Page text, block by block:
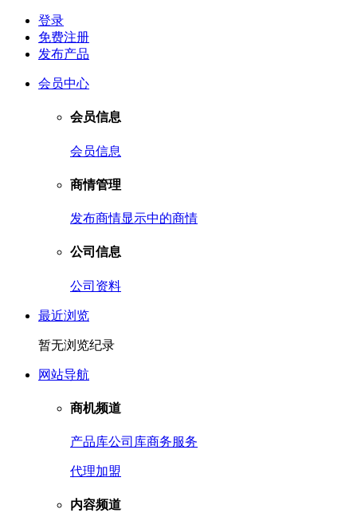
登录
免费注册
发布产品
会员中心
会员信息
会员信息
商情管理
发布商情显示中的商情
公司信息
公司资料
最近浏览
暂无浏览纪录
网站导航
商机频道
产品库公司库商务服务
代理加盟
内容频道